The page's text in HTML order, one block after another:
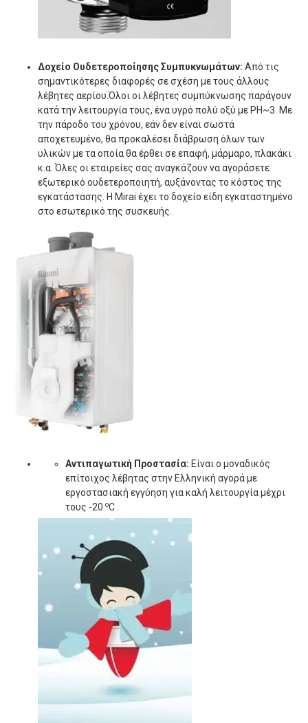
Δοχείο Ουδετεροποίησης Συμπυκνωμάτων: Από τις
σημαντικότερες διαφορές σε σχέση με τους άλλους
λέβητες αερίου.Όλοι οι λέβητες συμπύκνωσης παράγουν
κατά την λειτουργία τους, ένα υγρό πολύ οξύ με PH~3. Με
την πάροδο του χρόνου, εάν δεν είναι σωστά
αποχετευμένο, θα προκαλέσει διάβρωση όλων των
υλικών με τα οποία θα έρθει σε επαφή, μάρμαρο, πλακάκι
κ.α. Όλες οι εταιρείες σας αναγκάζουν να αγοράσετε
εξωτερικό ουδετεροποιητή, αυξάνοντας το κόστος της
εγκατάστασης. Η Mirai έχει το δοχείο είδη εγκαταστημένο
στο εσωτερικό της συσκευής.
Αντιπαγωτική Προστασία: Είναι ο μοναδικός
επίτοιχος λέβητας στην Ελληνική αγορά με
εργοστασιακή εγγύηση για καλή λειτουργία μέχρι
τους -20 oC .